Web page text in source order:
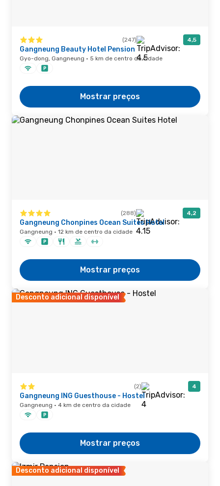
(247) 4,5
Gangneung Beauty Hotel Pension
Gyo-dong, Gangneung · 5 km de centro da cidade
Mostrar preços
(288) 4,2
Gangneung Chonpines Ocean Suites Hotel
Gangneung · 12 km de centro da cidade
Mostrar preços
Desconto adicional disponível
(2) 4
Gangneung ING Guesthouse - Hostel
Gangneung · 4 km de centro da cidade
Mostrar preços
Desconto adicional disponível